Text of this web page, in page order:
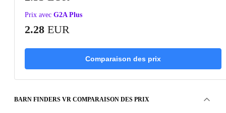
Prix avec G2A Plus
2.28 EUR
Comparaison des prix
BARN FINDERS VR COMPARAISON DES PRIX